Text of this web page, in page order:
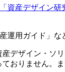
「資産デザイン研
用ガイド」な
デザイン・ソ
おりません。